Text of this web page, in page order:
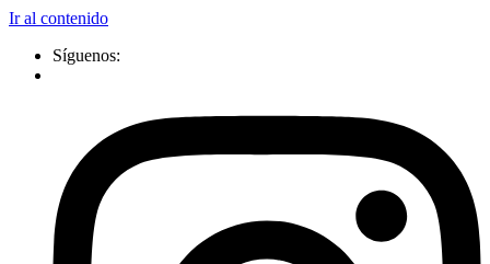
Ir al contenido
Síguenos: